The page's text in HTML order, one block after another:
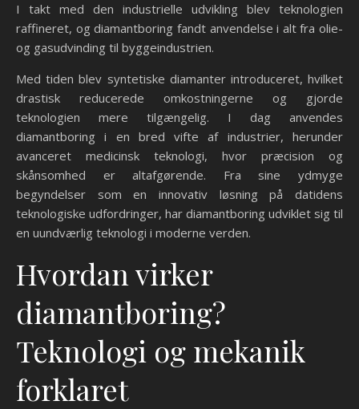
I takt med den industrielle udvikling blev teknologien
raffineret, og diamantboring fandt anvendelse i alt fra olie-
og gasudvinding til byggeindustrien.
Med tiden blev syntetiske diamanter introduceret, hvilket
drastisk reducerede omkostningerne og gjorde
teknologien mere tilgængelig. I dag anvendes
diamantboring i en bred vifte af industrier, herunder
avanceret medicinsk teknologi, hvor præcision og
skånsomhed er altafgørende. Fra sine ydmyge
begyndelser som en innovativ løsning på datidens
teknologiske udfordringer, har diamantboring udviklet sig til
en uundværlig teknologi i moderne verden.
Hvordan virker
diamantboring?
Teknologi og mekanik
forklaret